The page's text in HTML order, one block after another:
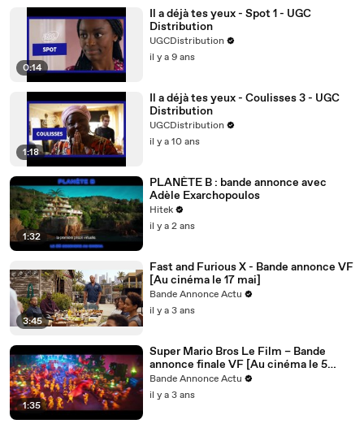
0:14
Il a déjà tes yeux - Spot 1 - UGC
Distribution
UGCDistribution
il y a 9 ans
1:18
Il a déjà tes yeux - Coulisses 3 - UGC
Distribution
UGCDistribution
il y a 10 ans
1:32
PLANÈTE B : bande annonce avec
Adèle Exarchopoulos
Hitek
il y a 2 ans
3:45
Fast and Furious X - Bande annonce VF
[Au cinéma le 17 mai]
Bande Annonce Actu
il y a 3 ans
1:35
Super Mario Bros Le Film – Bande
annonce finale VF [Au cinéma le 5
avril]
Bande Annonce Actu
il y a 3 ans